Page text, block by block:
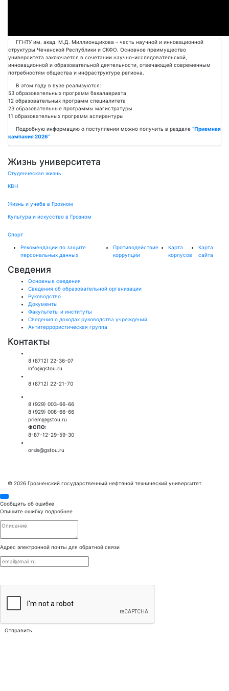
ГГНТУ им. акад. М.Д. Миллионщикова – часть научной и инновационной
структуры Чеченской Республики и СКФО. Основное преимущество
университета заключается в сочетании научно-исследовательской,
инновационной и образовательной деятельности, отвечающей современным
потребностям общества и инфраструктуре региона.
В этом году в вузе реализуются:
53 образовательных программ бакалавриата
12 образовательных программ специалитета
23 образовательные программы магистратуры
11 образовательных программ аспирантуры
Подробную информацию о поступлении можно получить в разделе "Приемная
кампания 2026"
Жизнь университета
Студенческая жизнь
КВН
Жизнь и учеба в Грозном
Культура и искусство в Грозном
Спорт
Рекомендации по защите
персональных данных
Противодействие
коррупции
Карта
корпусов
Карта
сайта
Сведения
Основные сведения
Сведения об образовательной организации
Руководство
Документы
Факультеты и институты
Сведения о доходах руководства учреждений
Антитеррористическая группа
Контакты
8 (8712) 22-36-07
info@gstou.ru
8 (8712) 22-21-70
8 (929) 003-66-66
8 (929) 008-66-66
priem@gstou.ru
ФСПО:
8-87-12-29-59-30
orsis@gstou.ru
© 2026 Грозненский государственный нефтяной технический университет
Сообщить об ошибке
Опишите ошибку подробнее
Адрес электронной почты для обратной связи